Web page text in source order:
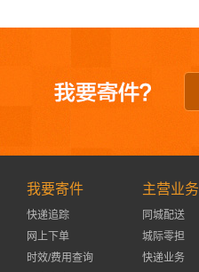
我要寄件
快递追踪
网上下单
时效/费用查询
主营业务
同城配送
城际零担
快递业务